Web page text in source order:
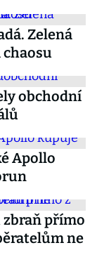
Zelená
obchodní
Apollo
zbraň přímo
ne